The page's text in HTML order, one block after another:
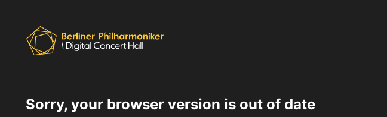
Sorry, your browser version is out of date